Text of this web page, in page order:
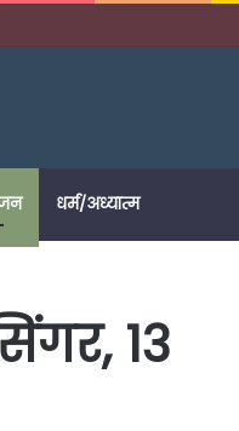
धर्म/अध्यात्म
13